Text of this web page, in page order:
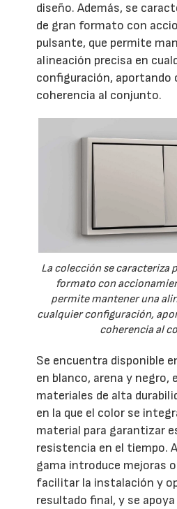
diseño. Además, se
de gran formato con
pulsante, que permite
alineación precisa en
configuración, aportando
coherencia al conjunto.
La colección se caracteriza
formato con
permite mantener una
cualquier configuración,
coherencia al
Se encuentra disponible
en blanco, arena y negro,
materiales de alta
en la que el color se
material para garantizar
resistencia en el tiempo.
gama introduce mejoras
facilitar la instalación y
resultado final, y se